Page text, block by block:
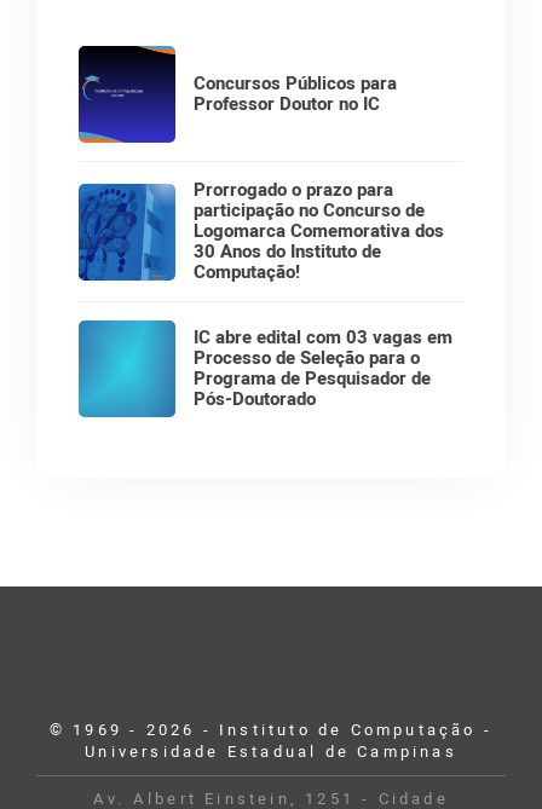
Concursos Públicos para
Professor Doutor no IC
Prorrogado o prazo para
participação no Concurso de
Logomarca Comemorativa dos
30 Anos do Instituto de
Computação!
IC abre edital com 03 vagas em
Processo de Seleção para o
Programa de Pesquisador de
Pós-Doutorado
© 1969 - 2026 - Instituto de Computação -
Universidade Estadual de Campinas
Av. Albert Einstein, 1251 - Cidade